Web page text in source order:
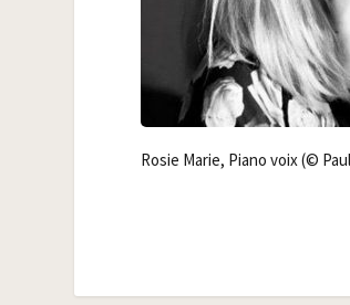
Rosie Marie, Pia­no voix (©